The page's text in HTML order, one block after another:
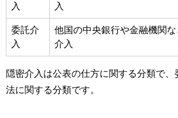
入
入
委託介
入
他国の中央銀行や金融機関
介入
隠密介入は公表の仕方に関する分類で
法に関する分類です。